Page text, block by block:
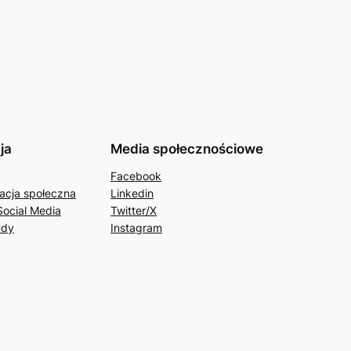
społeczna
Media
Media społecznościowe
Facebook
Linkedin
Twitter/X
Instagram